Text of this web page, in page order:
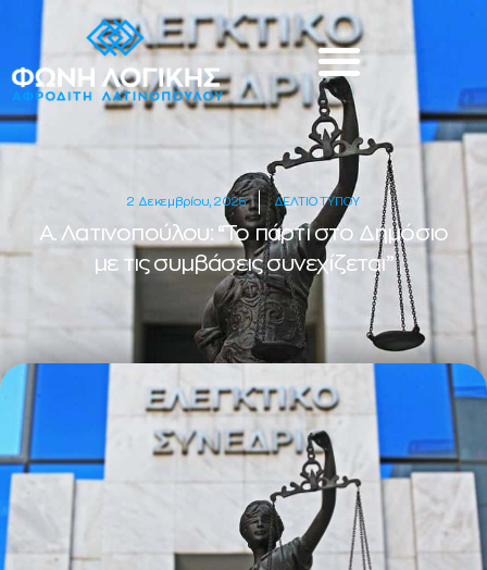
2 Δεκεμβρίου, 2025 ΔΕΛΤΙΟ ΤΥΠΟΥ
Α. Λατινοπούλου: “Το πάρτι στο Δημόσιο
με τις συμβάσεις συνεχίζεται”